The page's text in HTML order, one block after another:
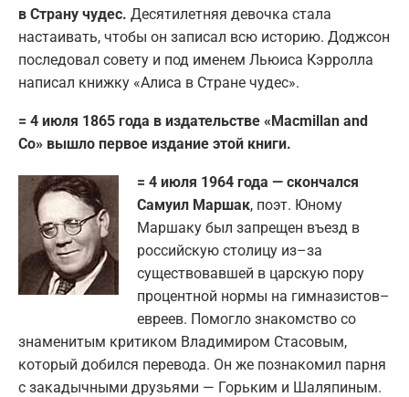
в Страну чудес. Десятилетняя девочка стала
настаивать, чтобы он записал всю историю. Доджсон
последовал совету и под именем Льюиса Кэрролла
написал книжку «Алиса в Стране чудес».
= 4 июля 1865 года в издательстве «Macmillan and
Co» вышло первое издание этой книги.
= 4 июля 1964 года — скончался
Самуил Маршак, поэт. Юному
Маршаку был запрещен въезд в
российскую столицу из–за
существовавшей в царскую пору
процентной нормы на гимназистов–
евреев. Помогло знакомство со
знаменитым критиком Владимиром Стасовым,
который добился перевода. Он же познакомил парня
с закадычными друзьями — Горьким и Шаляпиным.